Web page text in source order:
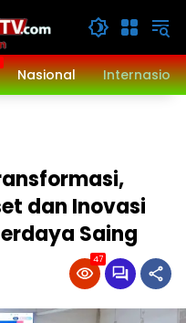
Nasional
dan Inovasi
Saing
47